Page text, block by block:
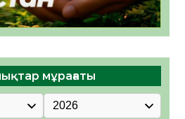
мұрағаты